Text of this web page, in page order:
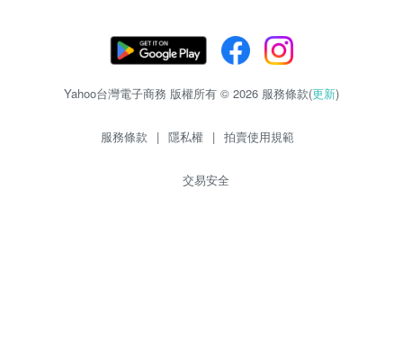
Yahoo台灣電子商務 版權所有 © 2026 服務條款(更新)
服務條款 | 隱私權 | 拍賣使用規範
交易安全